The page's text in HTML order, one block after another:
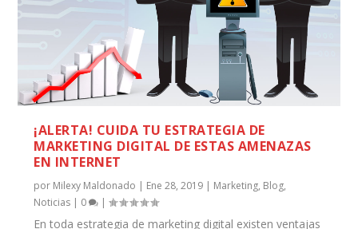
¡ALERTA! CUIDA TU ESTRATEGIA DE
MARKETING DIGITAL DE ESTAS AMENAZAS
EN INTERNET
por Milexy Maldonado | Ene 28, 2019 | Marketing, Blog,
Noticias | 0 |
En toda estrategia de marketing digital existen ventajas